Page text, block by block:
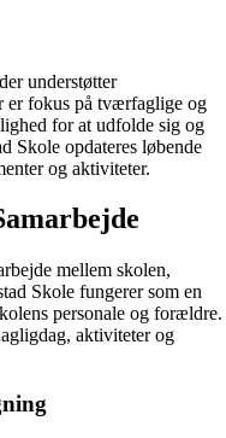
understøtter
er fokus på tværfaglige og
for at udfolde sig og
Skole opdateres løbende
og aktiviteter.
mellem skolen,
Skole fungerer som en
personale og forældre.
aktiviteter og